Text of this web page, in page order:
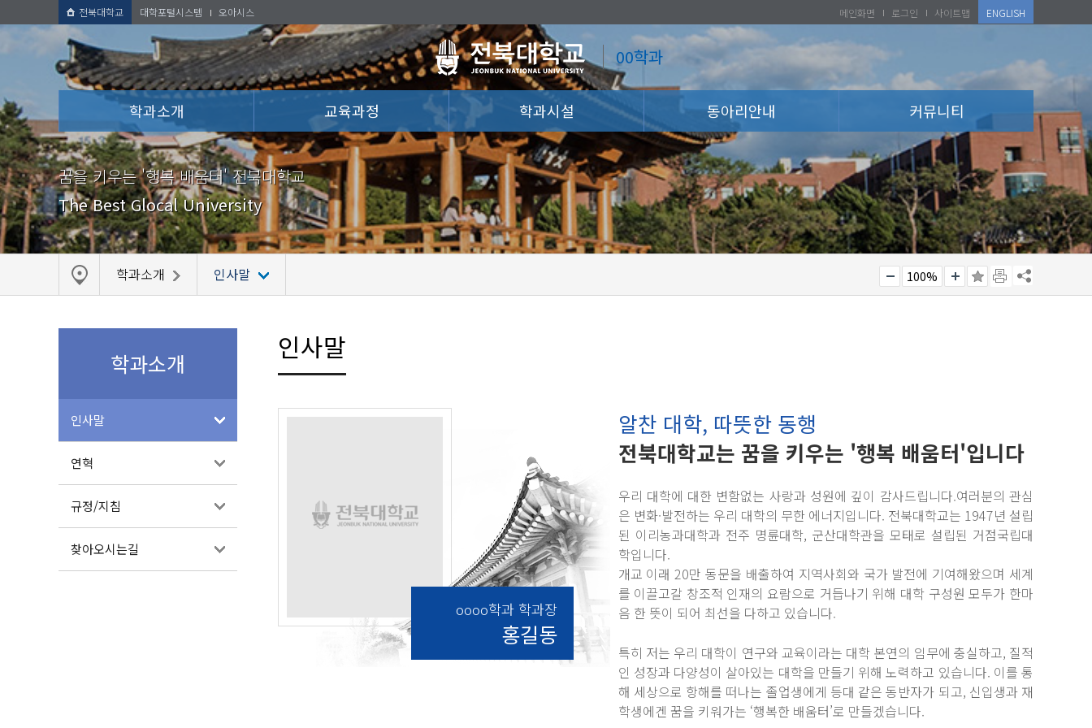
전북대학교 대학포털시스템 오아시스
00학과
메인화면 로그인 사이트맵 ENGLISH
학과소개 교육과정 학과시설 동아리안내 커뮤니티
꿈을 키우는 '행복 배움터' 전북대학교
The Best Glocal University
학과소개 인사말 100%
학과소개
인사말
연혁
규정/지침
찾아오시는길
인사말
oooo학과 학과장
홍길동
알찬 대학, 따뜻한 동행
전북대학교는 꿈을 키우는 '행복 배움터'입니다
우리 대학에 대한 변함없는 사랑과 성원에 깊이 감사드립니다.여러분의 관심
은 변화·발전하는 우리 대학의 무한 에너지입니다. 전북대학교는 1947년 설립
된 이리농과대학과 전주 명륜대학, 군산대학관을 모태로 설립된 거점국립대
학입니다.
개교 이래 20만 동문을 배출하여 지역사회와 국가 발전에 기여해왔으며 세계
를 이끌고갈 창조적 인재의 요람으로 거듭나기 위해 대학 구성원 모두가 한마
음 한 뜻이 되어 최선을 다하고 있습니다.
특히 저는 우리 대학이 연구와 교육이라는 대학 본연의 임무에 충실하고, 질적
인 성장과 다양성이 살아있는 대학을 만들기 위해 노력하고 있습니다. 이를 통
해 세상으로 항해를 떠나는 졸업생에게 등대 같은 동반자가 되고, 신입생과 재
학생에겐 꿈을 키워가는 ‘행복한 배움터’로 만들겠습니다.